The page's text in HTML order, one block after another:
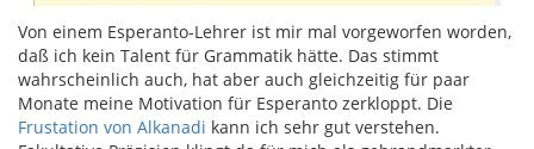
Von einem Esperanto-Lehrer ist mir mal vorgeworfen worden,
daß ich kein Talent für Grammatik hätte. Das stimmt
wahrscheinlich auch, hat aber auch gleichzeitig für paar
Monate meine Motivation für Esperanto zerkloppt. Die
Frustation von Alkanadi kann ich sehr gut verstehen.